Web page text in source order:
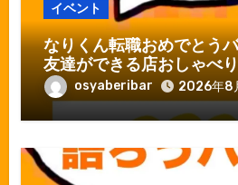
イベント
なりくん転職おめでとう
友達ができる店おしゃべ
osyaberibar 2026年8